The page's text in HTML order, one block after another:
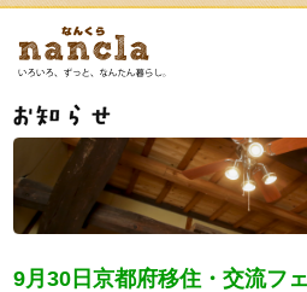
9月30日京都府移住・交流フ